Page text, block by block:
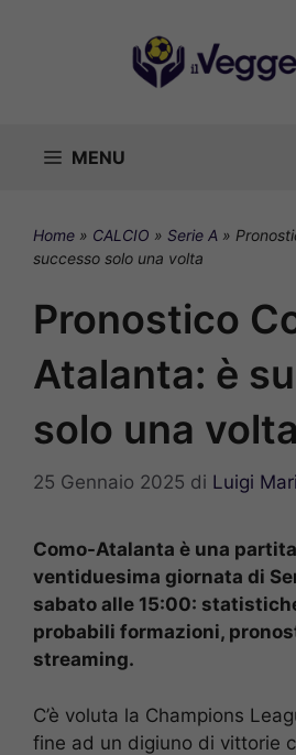
MENU
Home » CALCIO » Serie A »
successo solo una volta
Pronostico
Atalanta: è
solo una volta
25 Gennaio 2025 di Luigi
Como-Atalanta è una
ventiduesima giornata di
sabato alle 15:00:
probabili formazioni,
streaming.
C’è voluta la Champions
fine ad un digiuno di vittorie